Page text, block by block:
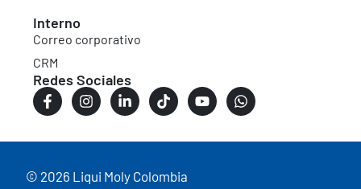
Interno
Correo corporativo
CRM
Redes Sociales
© 2026 Liqui Moly Colombia